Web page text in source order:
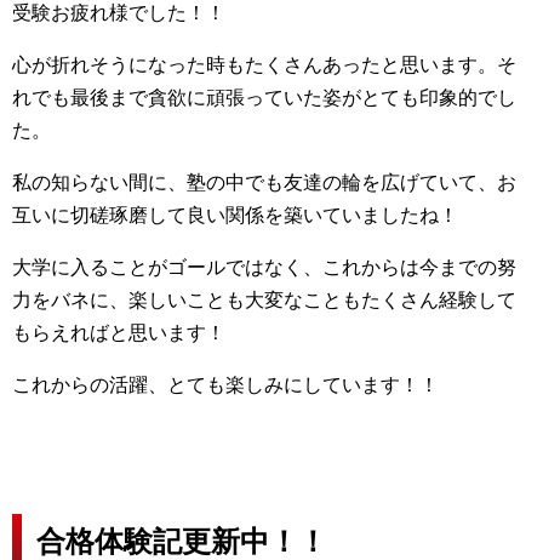
受験お疲れ様でした！！
心が折れそうになった時もたくさんあったと思います。そ
れでも最後まで貪欲に頑張っていた姿がとても印象的でし
た。
私の知らない間に、塾の中でも友達の輪を広げていて、お
互いに切磋琢磨して良い関係を築いていましたね！
大学に入ることがゴールではなく、これからは今までの努
力をバネに、楽しいことも大変なこともたくさん経験して
もらえればと思います！
これからの活躍、とても楽しみにしています！！
合格体験記更新中！！